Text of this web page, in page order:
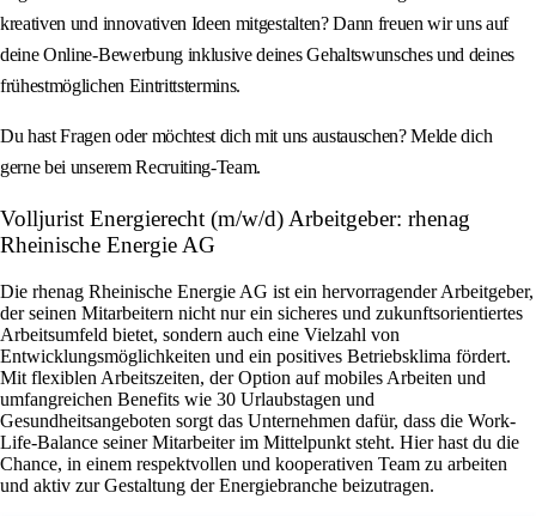
kreativen und innovativen Ideen mitgestalten? Dann freuen wir uns auf
deine Online-Bewerbung inklusive deines Gehaltswunsches und deines
frühestmöglichen Eintrittstermins.
Du hast Fragen oder möchtest dich mit uns austauschen? Melde dich
gerne bei unserem Recruiting-Team.
Volljurist Energierecht (m/w/d) Arbeitgeber: rhenag
Rheinische Energie AG
Die rhenag Rheinische Energie AG ist ein hervorragender Arbeitgeber,
der seinen Mitarbeitern nicht nur ein sicheres und zukunftsorientiertes
Arbeitsumfeld bietet, sondern auch eine Vielzahl von
Entwicklungsmöglichkeiten und ein positives Betriebsklima fördert.
Mit flexiblen Arbeitszeiten, der Option auf mobiles Arbeiten und
umfangreichen Benefits wie 30 Urlaubstagen und
Gesundheitsangeboten sorgt das Unternehmen dafür, dass die Work-
Life-Balance seiner Mitarbeiter im Mittelpunkt steht. Hier hast du die
Chance, in einem respektvollen und kooperativen Team zu arbeiten
und aktiv zur Gestaltung der Energiebranche beizutragen.